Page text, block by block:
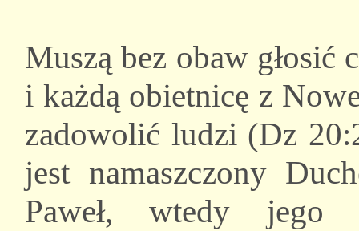
Muszą bez obaw głosić
i każdą obietnicę z
zadowolić ludzi (Dz
jest namaszczony
Paweł, wtedy jego